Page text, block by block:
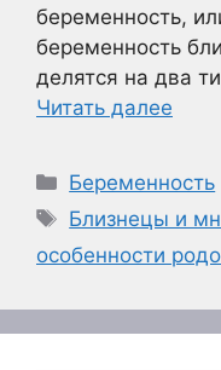
беременность,
беременность
делятся на два
Читать далее
Рубрики
Беременность
Метки
Близнецы и
особенности